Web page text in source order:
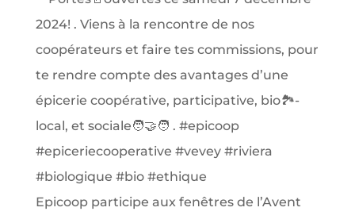
Epicoop participe aux fenêtres de l’Avent